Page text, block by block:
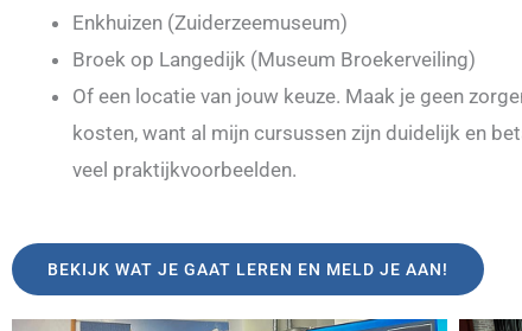
Enkhuizen (Zuiderzeemuseum)
Broek op Langedijk (Museum Broekerveiling)
Of een locatie van jouw keuze. Maak je geen
kosten, want al mijn cursussen zijn duidelijk en
veel praktijkvoorbeelden.
BEKIJK WAT JE GAAT LEREN EN MELD JE AAN!